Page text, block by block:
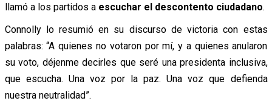
llamó a los partidos a escuchar el descontento ciudadano.
Connolly lo resumió en su discurso de victoria con estas
palabras: “A quienes no votaron por mí, y a quienes anularon
su voto, déjenme decirles que seré una presidenta inclusiva,
que escucha. Una voz por la paz. Una voz que defienda
nuestra neutralidad”.